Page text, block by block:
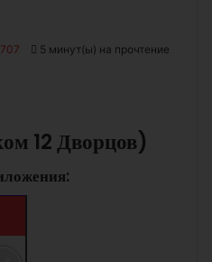
5 минут(ы) на прочтение
12 Дворцов)